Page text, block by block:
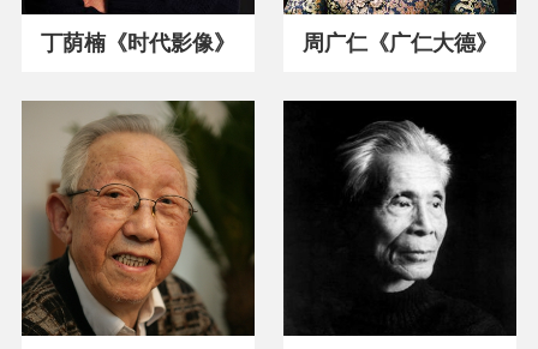
丁荫楠《时代影像》 周广仁《广仁大德》